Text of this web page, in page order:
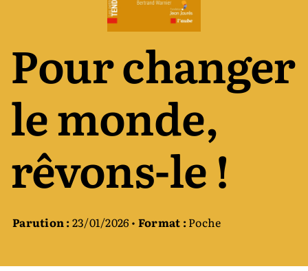
Bibliothèque des territoires
Équipe
Catalogue
Pour changer
le monde,
rêvons-le !
Parution :23/01/2026 • Format :Poche